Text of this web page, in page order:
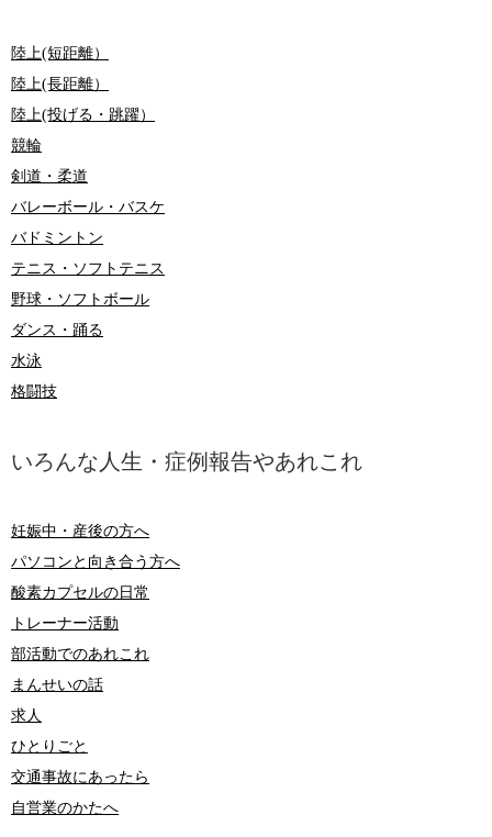
陸上(短距離）
陸上(長距離）
陸上(投げる・跳躍）
競輪
剣道・柔道
バレーボール・バスケ
バドミントン
テニス・ソフトテニス
野球・ソフトボール
ダンス・踊る
水泳
格闘技
いろんな人生・症例報告やあれこれ
妊娠中・産後の方へ
パソコンと向き合う方へ
酸素カプセルの日常
トレーナー活動
部活動でのあれこれ
まんせいの話
求人
ひとりごと
交通事故にあったら
自営業のかたへ